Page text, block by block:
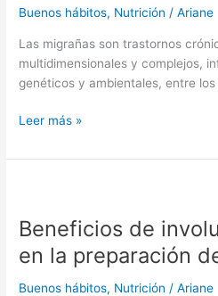
Buenos hábitos, Nutrición /Ariane
Las migrañas son trastornos
multidimensionales y complejos,
genéticos y ambientales, entre
aliviar
migrañas
Leer más »
Beneficios de
en la preparación
Buenos hábitos, Nutrición /Ariane
involucrar
los
niños